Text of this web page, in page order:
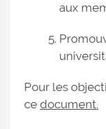
aux
Pour les
ce document.